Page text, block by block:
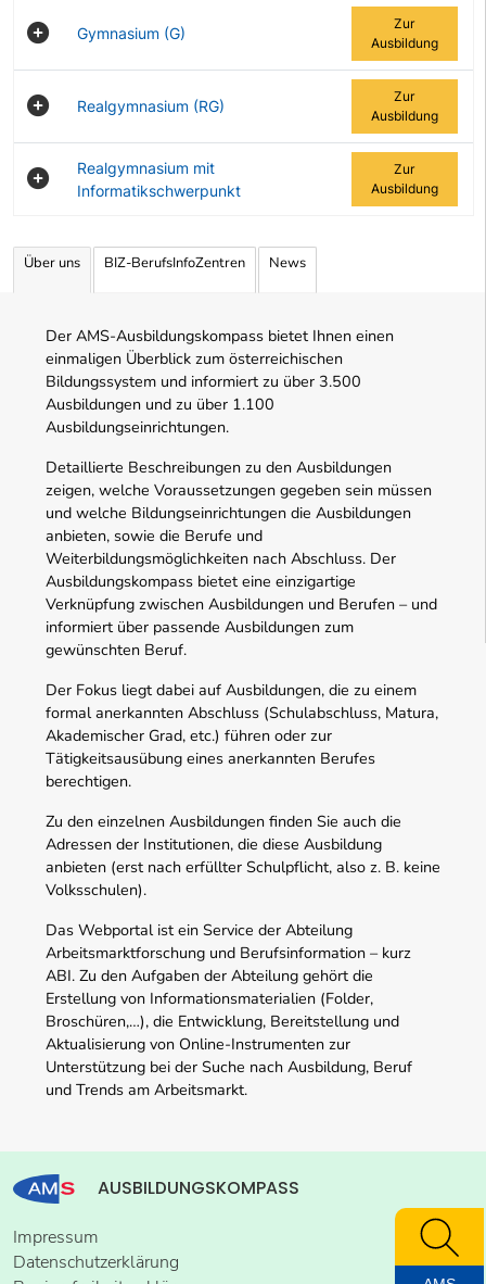
Gymnasium (G)
Zur
Ausbildung
Realgymnasium (RG)
Zur
Ausbildung
Realgymnasium mit
Informatikschwerpunkt
Zur
Ausbildung
Über uns BIZ-BerufsInfoZentren News
Der AMS-Ausbildungskompass bietet Ihnen einen
einmaligen Überblick zum österreichischen
Bildungssystem und informiert zu über 3.500
Ausbildungen und zu über 1.100
Ausbildungseinrichtungen.
Detaillierte Beschreibungen zu den Ausbildungen
zeigen, welche Voraussetzungen gegeben sein müssen
und welche Bildungseinrichtungen die Ausbildungen
anbieten, sowie die Berufe und
Weiterbildungsmöglichkeiten nach Abschluss. Der
Ausbildungskompass bietet eine einzigartige
Verknüpfung zwischen Ausbildungen und Berufen – und
informiert über passende Ausbildungen zum
gewünschten Beruf.
Der Fokus liegt dabei auf Ausbildungen, die zu einem
formal anerkannten Abschluss (Schulabschluss, Matura,
Akademischer Grad, etc.) führen oder zur
Tätigkeitsausübung eines anerkannten Berufes
berechtigen.
Zu den einzelnen Ausbildungen finden Sie auch die
Adressen der Institutionen, die diese Ausbildung
anbieten (erst nach erfüllter Schulpflicht, also z. B. keine
Volksschulen).
Das Webportal ist ein Service der Abteilung
Arbeitsmarktforschung und Berufsinformation – kurz
ABI. Zu den Aufgaben der Abteilung gehört die
Erstellung von Informationsmaterialien (Folder,
Broschüren,…), die Entwicklung, Bereitstellung und
Aktualisierung von Online-Instrumenten zur
Unterstützung bei der Suche nach Ausbildung, Beruf
und Trends am Arbeitsmarkt.
AUSBILDUNGSKOMPASS
Impressum
Datenschutzerklärung